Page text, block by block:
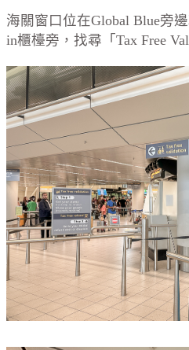
海關窗口位在Global Blue旁
in櫃檯旁，找尋「Tax Free